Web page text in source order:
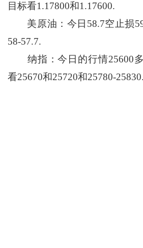
目标看1.17800和1.17600.
美原油：今日58.7空止损
58-57.7.
纳指：今日的行情25600多
看25670和25720和25780-25830.